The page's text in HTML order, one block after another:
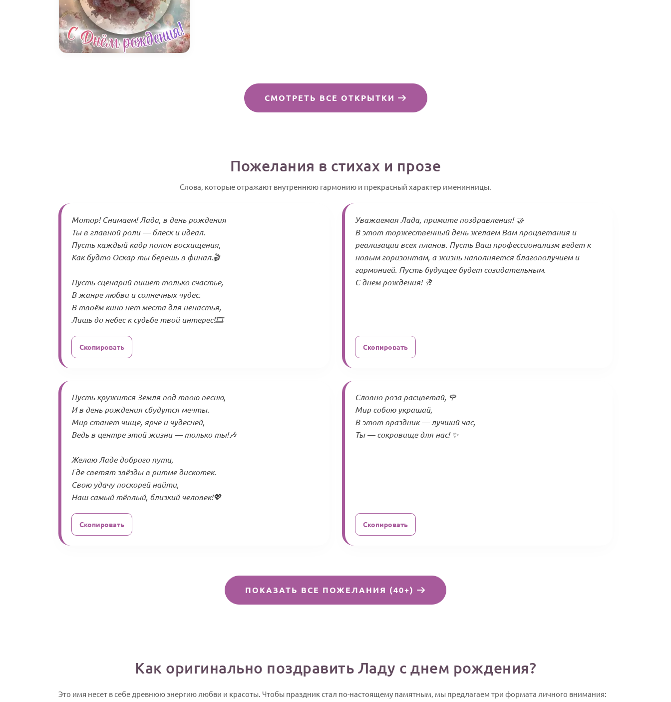
СМОТРЕТЬ ВСЕ ОТКРЫТКИ
Пожелания в стихах и прозе
Слова, которые отражают внутреннюю гармонию и прекрасный характер именинницы.
Мотор! Снимаем! Лада, в день рождения
Ты в главной роли — блеск и идеал.
Пусть каждый кадр полон восхищения,
Как будто Оскар ты берешь в финал.🎬
Пусть сценарий пишет только счастье,
В жанре любви и солнечных чудес.
В твоём кино нет места для ненастья,
Лишь до небес к судьбе твой интерес!🎞️
Скопировать
Уважаемая Лада, примите поздравления! 🤝
В этот торжественный день желаем Вам процветания и
реализации всех планов. Пусть Ваш профессионализм ведет к
новым горизонтам, а жизнь наполняется благополучием и
гармонией. Пусть будущее будет созидательным.
С днем рождения! 🥂
Скопировать
Пусть кружится Земля под твою песню,
И в день рождения сбудутся мечты.
Мир станет чище, ярче и чудесней,
Ведь в центре этой жизни — только ты!🎶
Желаю Ладе доброго пути,
Где светят звёзды в ритме дискотек.
Свою удачу поскорей найти,
Наш самый тёплый, близкий человек!💖
Скопировать
Словно роза расцветай, 🌹
Мир собою украшай,
В этот праздник — лучший час,
Ты — сокровище для нас! ✨
Скопировать
ПОКАЗАТЬ ВСЕ ПОЖЕЛАНИЯ (40+)
Как оригинально поздравить Ладу с днем рождения?
Это имя несет в себе древнюю энергию любви и красоты. Чтобы праздник стал по-настоящему памятным, мы предлагаем три формата личного внимания: